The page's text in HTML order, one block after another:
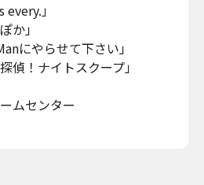
」
か」
にやらせて下さい」
偵！ナイトスクープ」
ムセンター